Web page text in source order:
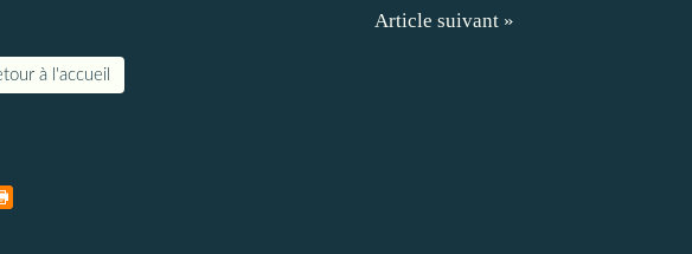
Article suivant »
à l'accueil